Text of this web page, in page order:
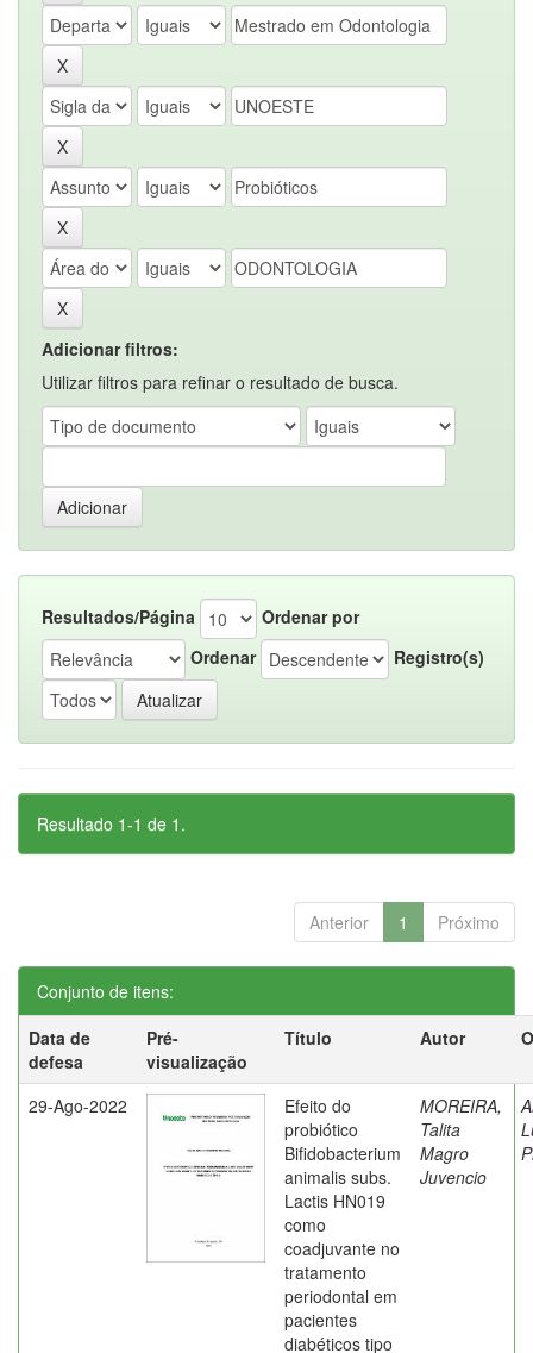
Adicionar filtros:
Utilizar filtros para refinar o resultado de busca.
Resultados/Página
Ordenar por
Ordenar
Registro(s)
Resultado 1-1 de 1.
Anterior 1 Próximo
Conjunto de itens:
Data de
defesa
Pré-
visualização
Título Autor
29-Ago-2022
Efeito do
probiótico
Bifidobacterium
animalis subs.
Lactis HN019
como
coadjuvante no
tratamento
periodontal em
pacientes
diabéticos tipo
MOREIRA,
Talita
Magro
Juvencio